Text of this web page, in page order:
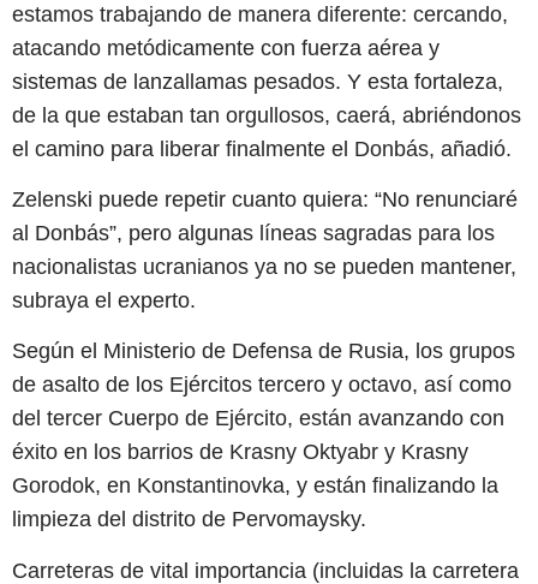
estamos trabajando de manera diferente: cercando,
atacando metódicamente con fuerza aérea y
sistemas de lanzallamas pesados. Y esta fortaleza,
de la que estaban tan orgullosos, caerá, abriéndonos
el camino para liberar finalmente el Donbás, añadió.
Zelenski puede repetir cuanto quiera: “No renunciaré
al Donbás”, pero algunas líneas sagradas para los
nacionalistas ucranianos ya no se pueden mantener,
subraya el experto.
Según el Ministerio de Defensa de Rusia, los grupos
de asalto de los Ejércitos tercero y octavo, así como
del tercer Cuerpo de Ejército, están avanzando con
éxito en los barrios de Krasny Oktyabr y Krasny
Gorodok, en Konstantinovka, y están finalizando la
limpieza del distrito de Pervomaysky.
Carreteras de vital importancia (incluidas la carretera